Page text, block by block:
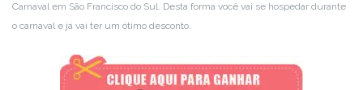
Carnaval em São Francisco do Sul. Desta forma você vai se hospedar durante
o carnaval e já vai ter um ótimo desconto.